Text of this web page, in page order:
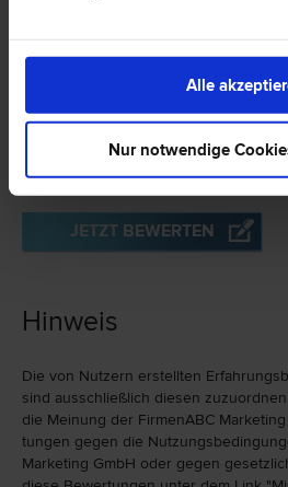
Alle
Nur notwendige
Erfahrungsberichte
Es wurden bislang keine
JETZT BEWERTEN
Hinweis
Die von Nutzern erstellten
sind ausschließlich diesen
die Meinung der FirmenABC
tungen gegen die
Marketing GmbH oder gegen